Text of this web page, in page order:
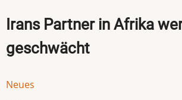
Irans Partner in Afrika
geschwächt
Neues